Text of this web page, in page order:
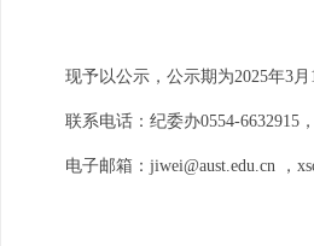
现予以公示，公示期为2025年3
联系电话：纪委办0554-6632915
电子邮箱： jiwei@aust.edu.cn ，